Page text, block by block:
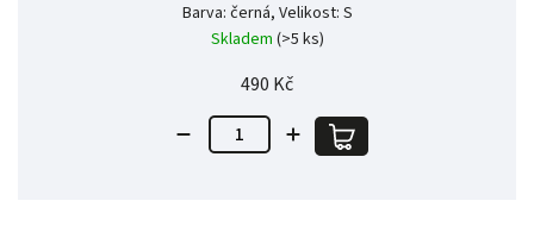
Barva: černá, Velikost: S
Skladem (>5 ks)
490 Kč